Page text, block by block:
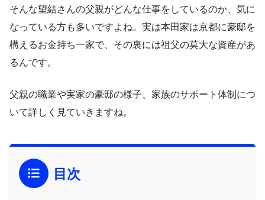
そんな望結さんの父親がどんな仕事をしているのか、気に
なっている方も多いですよね。実は本田家は京都に豪邸を
構えるお金持ち一家で、その裏には祖父の莫大な資産があ
るんです。
父親の職業や実家の豪邸の様子、家族のサポート体制につ
いて詳しく見ていきますね。
目次